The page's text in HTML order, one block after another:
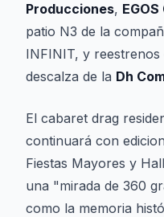
Producciones,
patio N3 de la
INFINIT, y
descalza de la Dh
El cabaret drag
continuará con
Fiestas Mayores y
una "mirada de 360
como la memoria